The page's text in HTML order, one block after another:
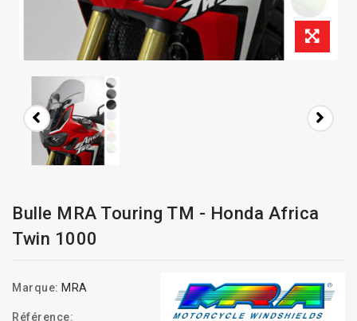
Bulle MRA Touring TM - Honda Africa
Twin 1000
Marque: MRA
Référence: